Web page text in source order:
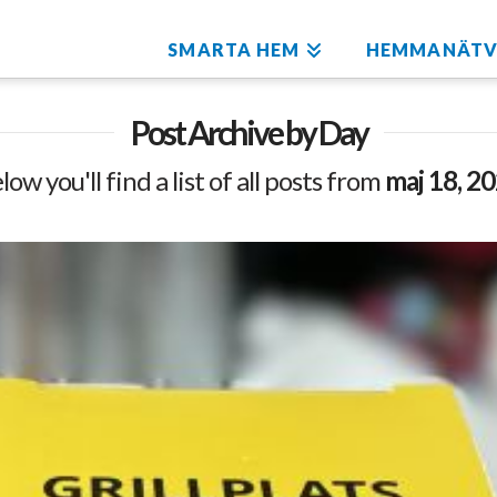
SMARTA HEM
Post Archive by Day
you'll find a list of all posts from maj 18,